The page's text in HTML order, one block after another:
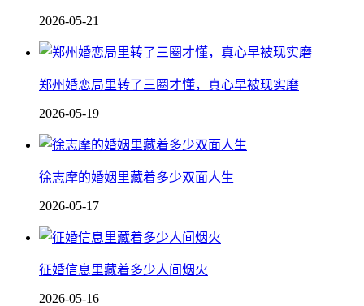
2026-05-21
郑州婚恋局里转了三圈才懂，真心早被现实磨
2026-05-19
徐志摩的婚姻里藏着多少双面人生
2026-05-17
征婚信息里藏着多少人间烟火
2026-05-16